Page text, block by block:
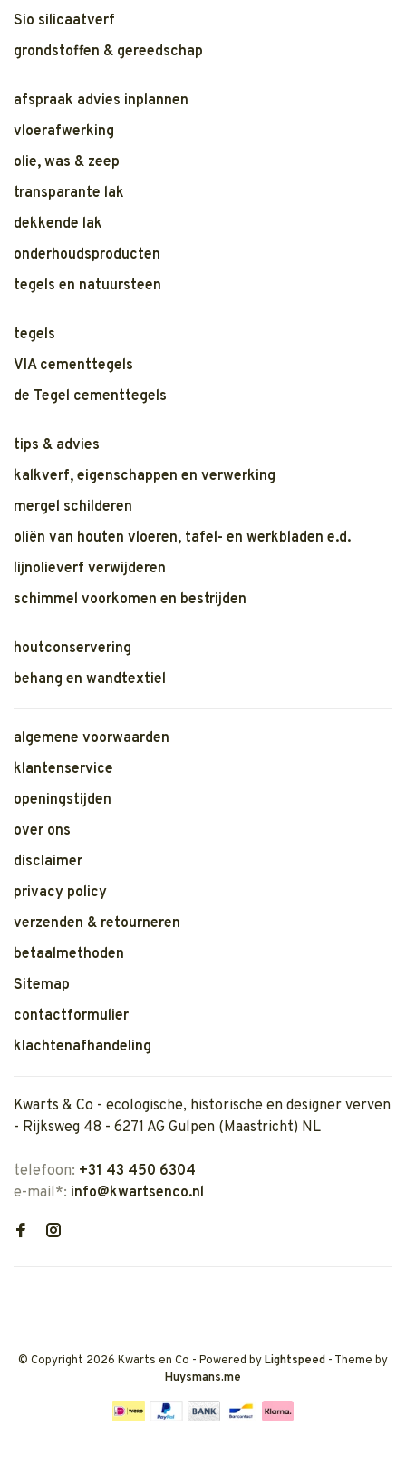
Sio silicaatverf
grondstoffen & gereedschap
afspraak advies inplannen
vloerafwerking
olie, was & zeep
transparante lak
dekkende lak
onderhoudsproducten
tegels en natuursteen
tegels
VIA cementtegels
de Tegel cementtegels
tips & advies
kalkverf, eigenschappen en verwerking
mergel schilderen
oliën van houten vloeren, tafel- en werkbladen e.d.
lijnolieverf verwijderen
schimmel voorkomen en bestrijden
houtconservering
behang en wandtextiel
algemene voorwaarden
klantenservice
openingstijden
over ons
disclaimer
privacy policy
verzenden & retourneren
betaalmethoden
Sitemap
contactformulier
klachtenafhandeling
Kwarts & Co - ecologische, historische en designer verven
- Rijksweg 48 - 6271 AG Gulpen (Maastricht) NL
telefoon: +31 43 450 6304
e-mail*: info@kwartsenco.nl
© Copyright 2026 Kwarts en Co - Powered byLightspeed - Theme by
Huysmans.me